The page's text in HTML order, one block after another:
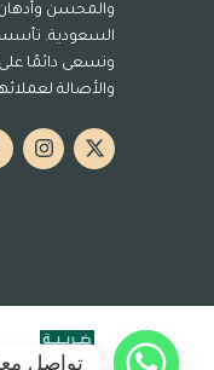
والمحسن وأدهان
وتسعى دائمًا
والأصالة
تواصل